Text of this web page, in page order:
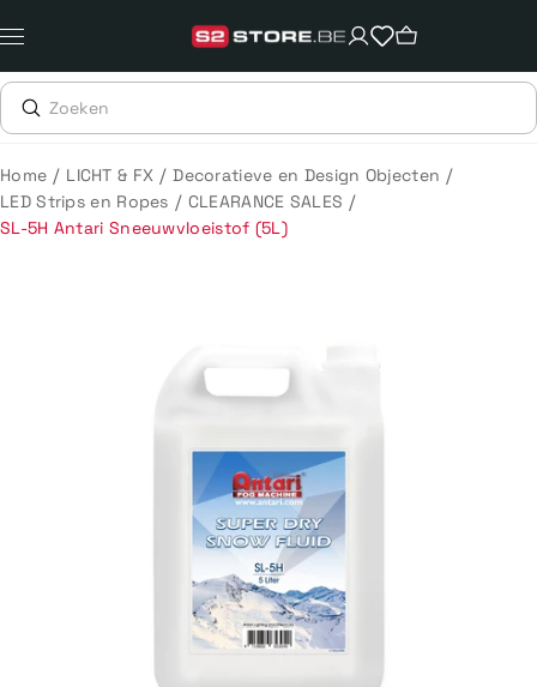
naar
content
Home / LICHT & FX / Decoratieve en Design Objecten /
LED Strips en Ropes / CLEARANCE SALES /
SL-5H Antari Sneeuwvloeistof (5L)